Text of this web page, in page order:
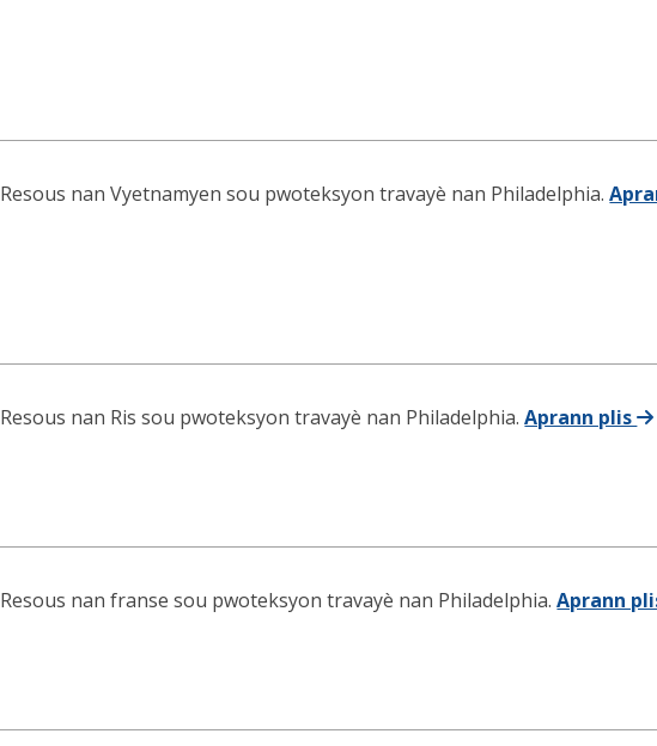
Resous nan Vyetnamyen sou pwoteksyon travayè nan Philadelphia.
Resous nan Ris sou pwoteksyon travayè nan Philadelphia.Aprann plis
Resous nan franse sou pwoteksyon travayè nan Philadelphia.Aprann